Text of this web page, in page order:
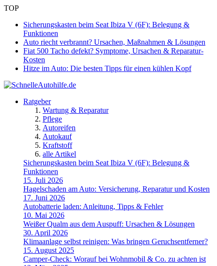
TOP
Sicherungskasten beim Seat Ibiza V (6F): Belegung &
Funktionen
Auto riecht verbrannt? Ursachen, Maßnahmen & Lösungen
Fiat 500 Tacho defekt? Symptome, Ursachen & Reparatur-
Kosten
Hitze im Auto: Die besten Tipps für einen kühlen Kopf
Ratgeber
Wartung & Reparatur
Pflege
Autoreifen
Autokauf
Kraftstoff
alle Artikel
Sicherungskasten beim Seat Ibiza V (6F): Belegung &
Funktionen
15. Juli 2026
Hagelschaden am Auto: Versicherung, Reparatur und Kosten
17. Juni 2026
Autobatterie laden: Anleitung, Tipps & Fehler
10. Mai 2026
Weißer Qualm aus dem Auspuff: Ursachen & Lösungen
30. April 2026
Klimaanlage selbst reinigen: Was bringen Geruchsentferner?
15. August 2025
Camper-Check: Worauf bei Wohnmobil & Co. zu achten ist